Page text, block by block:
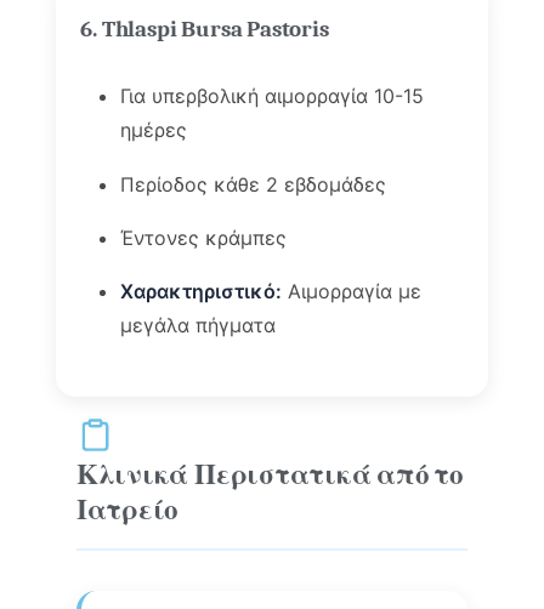
6. Thlaspi Bursa Pastoris
Για υπερβολική αιμορραγία 10-15
ημέρες
Περίοδος κάθε 2 εβδομάδες
Έντονες κράμπες
Χαρακτηριστικό: Αιμορραγία με
μεγάλα πήγματα
Κλινικά Περιστατικά από το
Ιατρείο